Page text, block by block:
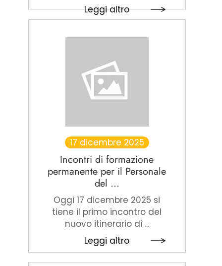
Leggi altro
17 dicembre 2025
Incontri di formazione
permanente per il Personale
del ...
Oggi 17 dicembre 2025 si
tiene il primo incontro del
nuovo itinerario di ...
Leggi altro